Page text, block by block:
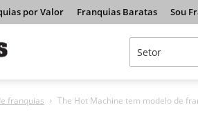
por Valor Franquias Baratas Sou
Franquias
franquias The Hot Machine tem modelo de